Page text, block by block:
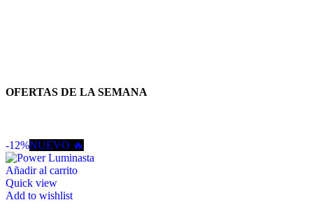
OFERTAS DE LA SEMANA
-12%NUEVO 🔥
Añadir al carrito
Quick view
Add to wishlist